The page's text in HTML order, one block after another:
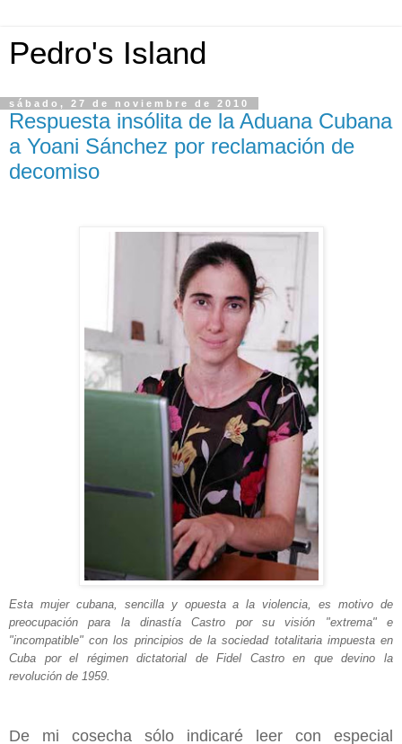
Pedro's Island
sábado, 27 de noviembre de 2010
Respuesta insólita de la Aduana Cubana
a Yoani Sánchez por reclamación de
decomiso
Esta mujer cubana, sencilla y opuesta a la violencia,es motivo de
preocupación para la dinastía Castro por su visión "extrema" e
"incompatible" con los principios de la sociedad totalitaria impuesta en
Cuba por el régimendictatorial de Fidel Castro en que devino la
revolución de 1959.
De mi cosecha sólo indicaré leer con especial